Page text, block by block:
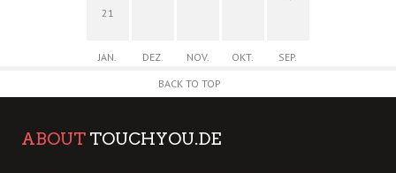
21
JAN. DEZ. NOV. OKT.
SEP.
BACK TO TOP
ABOUT TOUCHYOU.DE